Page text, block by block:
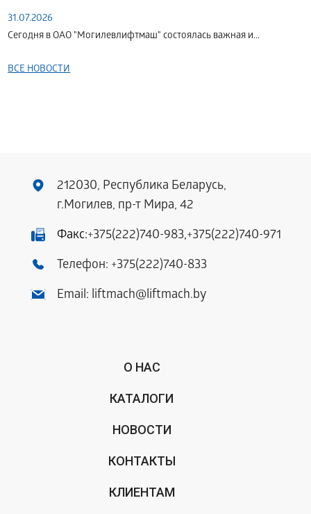
31.07.2026
Сегодня в ОАО "Могилевлифтмаш" состоялась важная и...
ВСЕ НОВОСТИ
212030, Республика Беларусь,
г.Могилев, пр-т Мира, 42
Факс:+375(222)740-983,+375(222)740-971
Телефон: +375(222)740-833
Email: liftmach@liftmach.by
О НАС
КАТАЛОГИ
НОВОСТИ
КОНТАКТЫ
КЛИЕНТАМ